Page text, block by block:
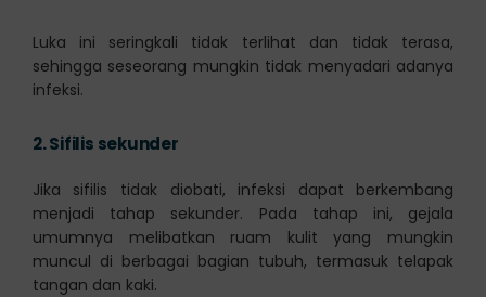
Luka ini seringkali tidak terlihat dan tidak terasa,
sehingga seseorang mungkin tidak menyadari adanya
infeksi.
2.Sifilis sekunder
Jika sifilis tidak diobati, infeksi dapat berkembang
menjadi tahap sekunder. Pada tahap ini, gejala
umumnya melibatkan ruam kulit yang mungkin
muncul di berbagai bagian tubuh, termasuk telapak
tangan dan kaki.